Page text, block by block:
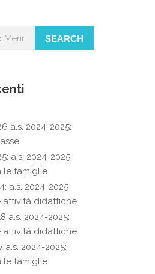
SEARCH
a.s. 2024-2025:
a.s. 2024-2025
le famiglie
a.s. 2024-2025
attività didattiche
a.s. 2024-2025:
attività didattiche
a.s. 2024-2025:
le famiglie